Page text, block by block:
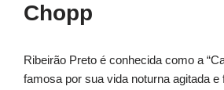
Chopp
Ribeirão Preto é conhecida como a
famosa por sua vida noturna agitada